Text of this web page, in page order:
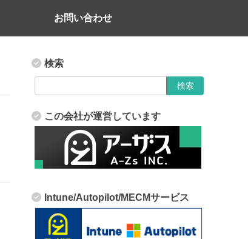
お問い合わせ
検索
この会社が運営しています
Intune/Autopilot/MECMサービス